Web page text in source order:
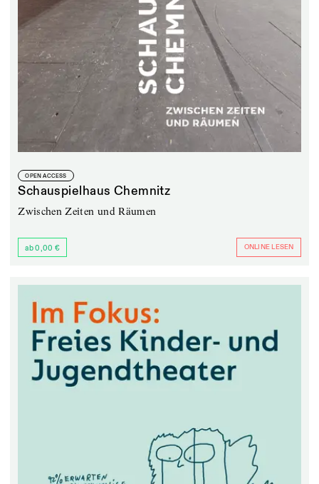
OPEN ACCESS
Schauspielhaus Chemnitz
Zwischen Zeiten und Räumen
ab 0,00 € ONLINE LESEN